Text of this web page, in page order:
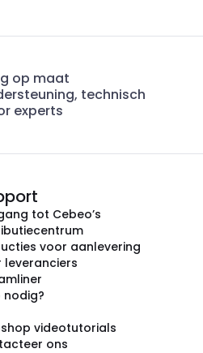
op maat
technisch
experts
tot Cebeo’s
voor aanlevering
leveranciers
nodig?
videotutorials
ons